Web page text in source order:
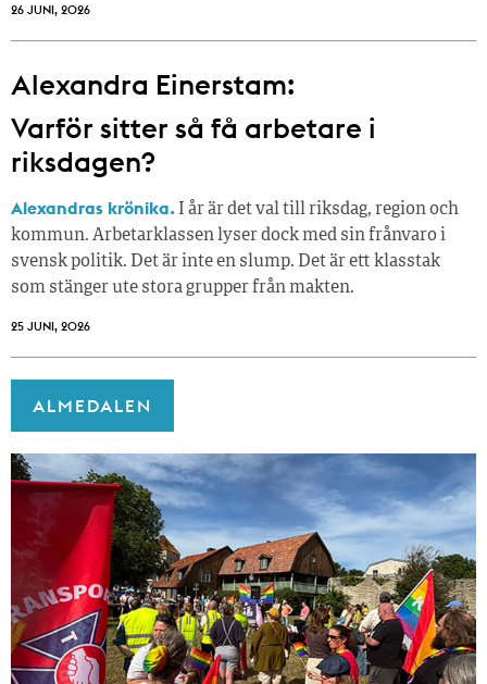
26 JUNI, 2026
Alexandra Einerstam:
Varför sitter så få ­arbetare i
riksdagen?
Alexandras krönika. I år är det val till riksdag, region och
kommun. Arbetarklassen lyser dock med sin frånvaro i
svensk politik. Det är inte en slump. Det är ett klasstak
som stänger ute stora grupper från makt­en.
25 JUNI, 2026
ALMEDALEN